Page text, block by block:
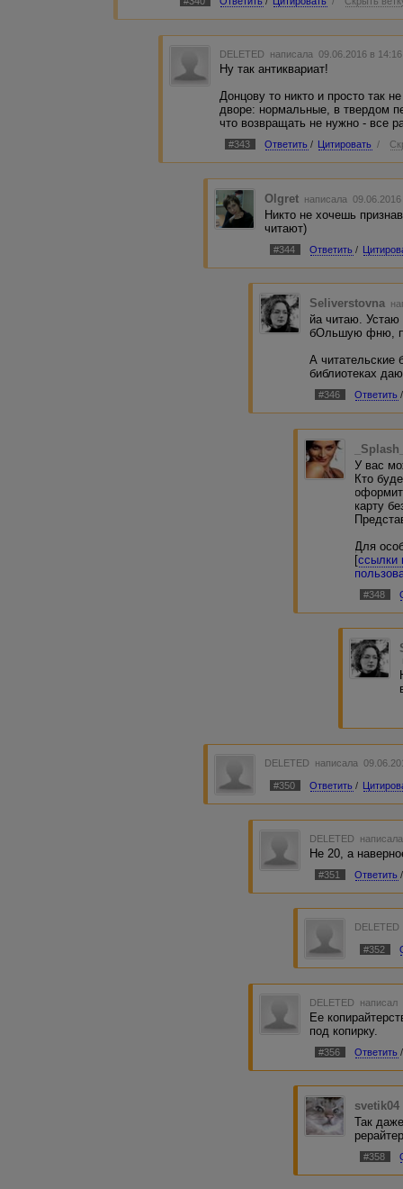
DELETED написала 09.06.2016 в
Ну так антиквариат!
Донцову то никто и просто так
дворе: нормальные, в твердом
что возвращать не нужно - все
#343 Ответить / Цитировать /
Olgret написала
Никто не хочешь
читают)
#344 Ответить /
Seliverstovna
йа читаю.
бОльшую фню,
А читательские
библиотеках
#346 Ответить /
У вас
Кто
карту
Для
[ссылки
#348
DELETED написала
#350 Ответить /
DELETED
Не 20, а
#351 Ответить /
DELETED
#352
DELETED
Ее
под копирку.
#356 Ответить /
svetik04
Так
#358